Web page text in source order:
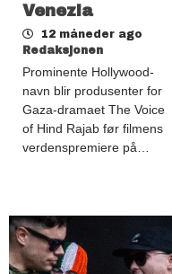
Venezia
12 måneder ago
Redaksjonen
Prominente Hollywood-
navn blir produsenter for
Gaza-dramaet The Voice
of Hind Rajab før filmens
verdenspremiere på…